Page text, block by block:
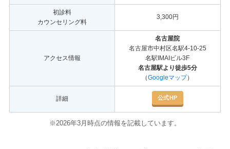
初診料
カウンセリング料
3,300円
アクセス情報
名古屋院
名古屋市中村区名駅4-10-25
名駅IMAIビル3F
名古屋駅より徒歩5分
（Googleマップ）
詳細 公式HP
※2026年3月時点の情報を記載しています。